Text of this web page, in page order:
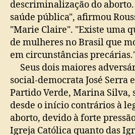
descriminalização do aborto.
saúde pública", afirmou
"Marie Claire". "Existe uma
de mulheres no Brasil que
em circunstâncias
Seus dois maiores
social-democrata José Serra
Partido Verde, Marina Silva,
desde o início contrários à
aborto, devido à forte
Igreja Católica quanto das